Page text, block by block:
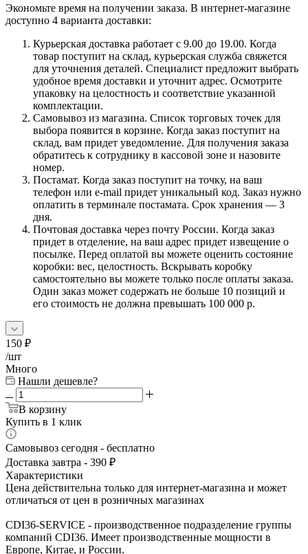
Экономьте время на получении заказа. В интернет-магазине
доступно 4 варианта доставки:
Курьерская доставка работает с 9.00 до 19.00. Когда
товар поступит на склад, курьерская служба свяжется
для уточнения деталей. Специалист предложит выбрать
удобное время доставки и уточнит адрес. Осмотрите
упаковку на целостность и соответствие указанной
комплектации.
Самовывоз из магазина. Список торговых точек для
выбора появится в корзине. Когда заказ поступит на
склад, вам придет уведомление. Для получения заказа
обратитесь к сотруднику в кассовой зоне и назовите
номер.
Постамат. Когда заказ поступит на точку, на ваш
телефон или e-mail придет уникальный код. Заказ нужно
оплатить в терминале постамата. Срок хранения — 3
дня.
Почтовая доставка через почту России. Когда заказ
придет в отделение, на ваш адрес придет извещение о
посылке. Перед оплатой вы можете оценить состояние
коробки: вес, целостность. Вскрывать коробку
самостоятельно вы можете только после оплаты заказа.
Один заказ может содержать не больше 10 позиций и
его стоимость не должна превышать 100 000 р.
150 ₽
/шт
Много
Нашли дешевле?
В корзину
Купить в 1 клик
Самовывоз сегодня - бесплатно
Доставка завтра - 390 ₽
Характеристики
Цена действительна только для интернет-магазина и может
отличаться от цен в розничных магазинах
CDI36-SERVICE - производственное подразделение группы
компаний CDI36. Имеет производственные мощности в
Европе, Китае, и России.